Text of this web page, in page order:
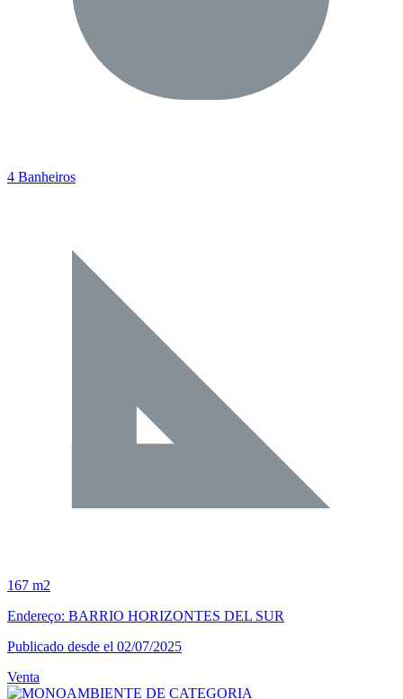
4 Banheiros
167 m2
Endereço: BARRIO HORIZONTES DEL SUR
Publicado desde el 02/07/2025
Venta